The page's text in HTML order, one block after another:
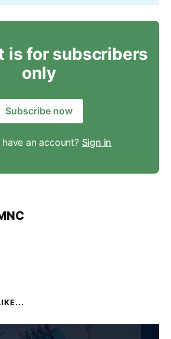
is for subscribers
only
Subscribe now
an account? Sign in